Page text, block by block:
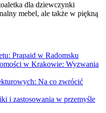
dla dziewczynki
mebel, ale także w piękną
Prapaid w Radomsku
w Krakowie: Wyzwania
Na co zwrócić
i zastosowania w przemyśle